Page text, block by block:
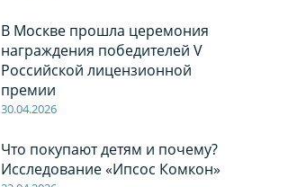
В Москве прошла церемония
награждения победителей V
Российской лицензионной
премии
30.04.2026
Что покупают детям и почему?
Исследование «Ипсос Комкон»